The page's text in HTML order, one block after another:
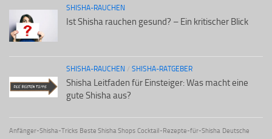
SHISHA-RAUCHEN
Ist Shisha rauchen gesund? – Ein kritischer Blick
SHISHA-RAUCHEN / SHISHA-RATGEBER
Shisha Leitfaden für Einsteiger: Was macht eine
gute Shisha aus?
Anfänger-Shisha-Tricks Beste Shisha Shops Cocktail-Rezepte-für-Shisha Deutsche